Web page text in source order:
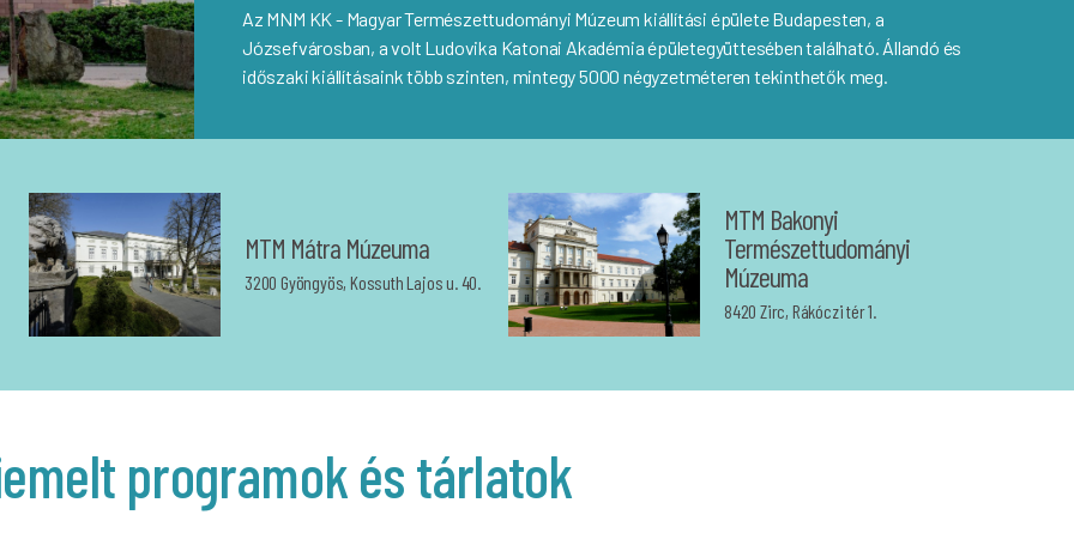
Az MNM KK - Magyar Természettudományi Múzeum kiállítási épülete Budapesten, a
Józsefvárosban, a volt Ludovika Katonai Akadémia épületegyüttesében található. Állandó és
időszaki kiállításaink több szinten, mintegy 5000 négyzetméteren tekinthetők meg.
MTM Mátra Múzeuma
3200 Gyöngyös, Kossuth Lajos u. 40.
MTM Bakonyi
Természettudományi
Múzeuma
8420 Zirc, Rákóczi tér 1.
programok és tárlatok